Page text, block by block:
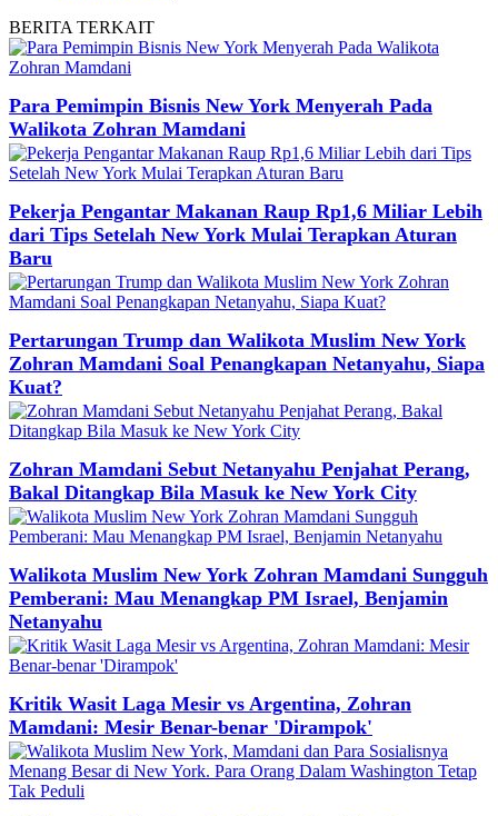
BERITA TERKAIT
Para Pemimpin Bisnis New York Menyerah Pada
Walikota Zohran Mamdani
Pekerja Pengantar Makanan Raup Rp1,6 Miliar Lebih
dari Tips Setelah New York Mulai Terapkan Aturan
Baru
Pertarungan Trump dan Walikota Muslim New York
Zohran Mamdani Soal Penangkapan Netanyahu, Siapa
Kuat?
Zohran Mamdani Sebut Netanyahu Penjahat Perang,
Bakal Ditangkap Bila Masuk ke New York City
Walikota Muslim New York Zohran Mamdani Sungguh
Pemberani: Mau Menangkap PM Israel, Benjamin
Netanyahu
Kritik Wasit Laga Mesir vs Argentina, Zohran
Mamdani: Mesir Benar-benar 'Dirampok'